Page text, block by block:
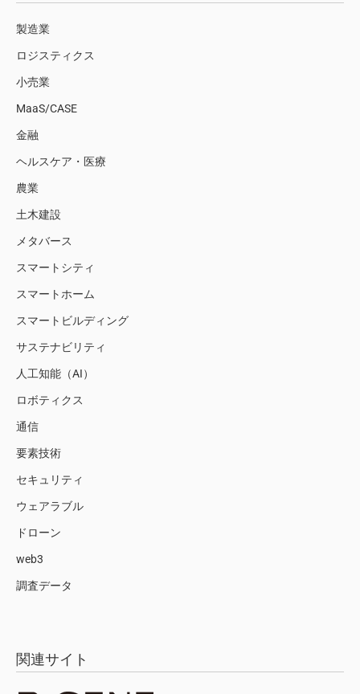
製造業
ロジスティクス
小売業
MaaS/CASE
金融
ヘルスケア・医療
農業
土木建設
メタバース
スマートシティ
スマートホーム
スマートビルディング
サステナビリティ
人工知能（AI）
ロボティクス
通信
要素技術
セキュリティ
ウェアラブル
ドローン
web3
調査データ
関連サイト